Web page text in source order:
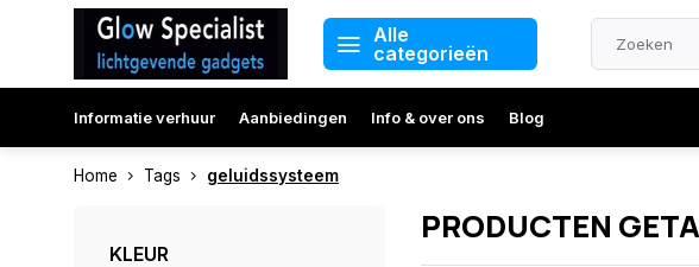
Alle
categorieën
Informatie verhuur Aanbiedingen Info & over ons Blog
Home Tags geluidssysteem
KLEUR
PRODUCTEN